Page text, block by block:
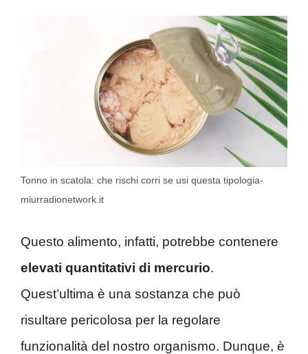
Tonno in scatola: che rischi corri se usi questa tipologia-
miurradionetwork.it
Questo alimento, infatti, potrebbe contenere
elevati quantitativi di mercurio.
Quest’ultima è una sostanza che può
risultare pericolosa per la regolare
funzionalità del nostro organismo. Dunque, è